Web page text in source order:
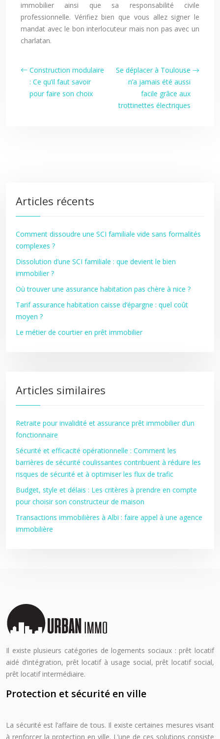
immobilier ainsi que sa responsabilité civile
professionnelle. Vérifiez bien que vous allez signer le
mandat avec le bon interlocuteur mais non pas avec un
charlatan.
Construction modulaire
: Ce qu’il faut savoir
pour faire son choix
Se déplacer à Toulouse
n’a jamais été aussi
facile grâce aux
trottinettes électriques
Articles récents
Comment dissoudre une SCI familiale vide sans formalités
complexes ?
Dissolution d’une SCI familiale : que devient le bien
immobilier ?
Où trouver une assurance habitation pas chère à nice ?
Tarif assurance habitation caisse d’épargne : quel coût
moyen ?
Le métier de courtier en prêt immobilier
Articles similaires
Retraite pour invalidité et assurance prêt immobilier d’un
fonctionnaire
Sécurité et efficacité opérationnelle : Comment les
barrières de sécurité coulissantes contribuent à réduire les
risques de sécurité et à optimiser les flux de trafic
Budget, style et délais : Les critères à prendre en compte
pour choisir son constructeur de maison
Transactions immobilières à Albi : faire appel à une agence
immobilière
Il existe plusieurs catégories de logements sociaux : prêt locatif
aidé d’intégration, prêt locatif à usage social, prêt locatif social,
prêt locatif intermédiaire.
Protection et sécurité en ville
La sécurité est l’affaire de tous. Il existe certaines mesures visant
à renforcer la protection en ville. L’une de ces solutions consiste